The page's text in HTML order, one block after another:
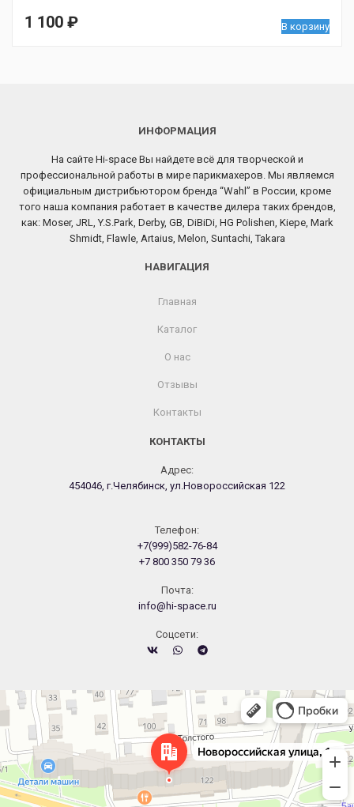
1 100 ₽ В корзину
ИНФОРМАЦИЯ
На сайте Hi-space Вы найдете всё для творческой и
профессиональной работы в мире парикмахеров. Мы являемся
официальным дистрибьютором бренда “Wahl” в России, кроме
того наша компания работает в качестве дилера таких брендов,
как: Moser, JRL, Y.S.Park, Derby, GB, DiBiDi, HG Polishen, Kiepe, Mark
Shmidt, Flawle, Artaius, Melon, Suntachi, Takara
НАВИГАЦИЯ
Главная
Каталог
О нас
Отзывы
Контакты
КОНТАКТЫ
Адрес:
454046, г.Челябинск, ул.Новороссийская 122
Телефон:
+7(999)582-76-84
+7 800 350 79 36
Почта:
info@hi-space.ru
Cоцсети:
Челябинск
Новороссийская улица, 122 — Яндекс.Карты